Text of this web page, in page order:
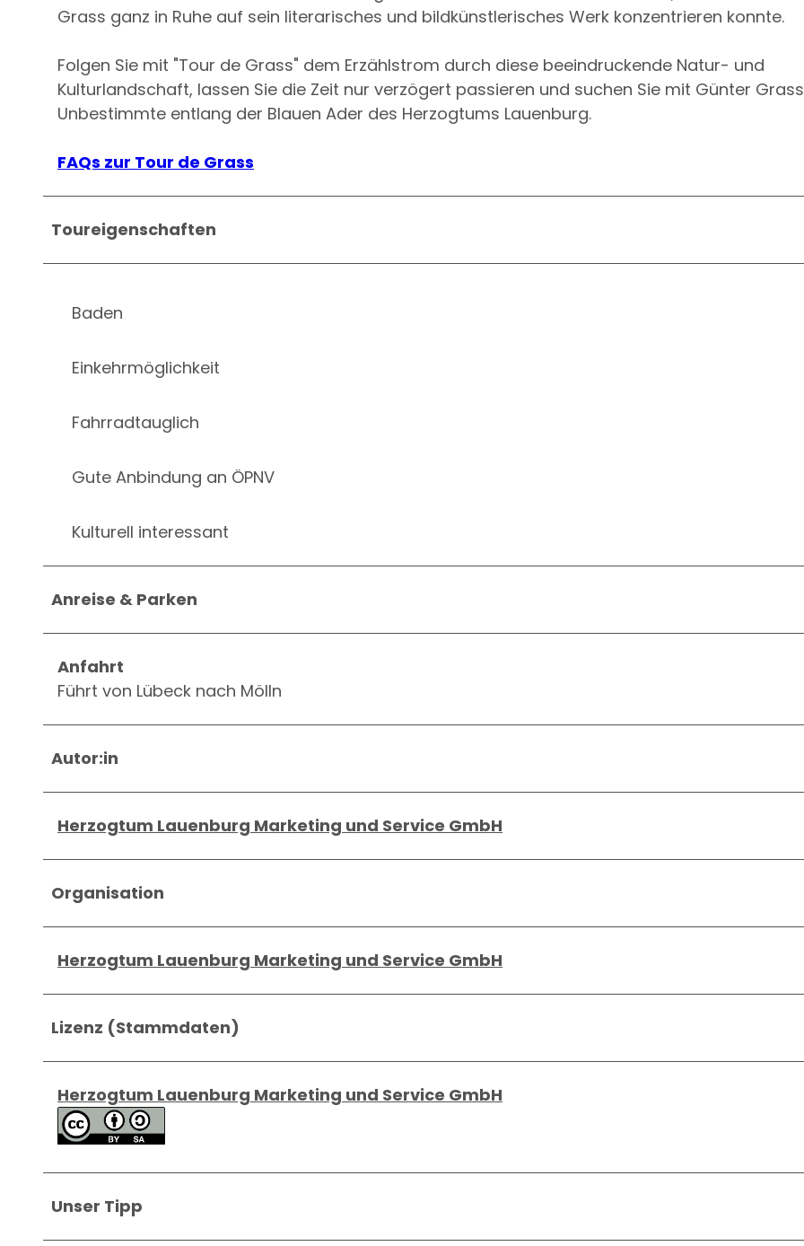
Grass ganz in Ruhe auf sein literarisches und bildkünstlerisches Werk konzentrieren konnte.
Folgen Sie mit "Tour de Grass" dem Erzählstrom durch diese beeindruckende Natur- und
Kulturlandschaft, lassen Sie die Zeit nur verzögert passieren und suchen Sie mit Günter
Unbestimmte entlang der Blauen Ader des Herzogtums Lauenburg.
FAQs zur Tour de Grass
Toureigenschaften
Baden
Einkehrmöglichkeit
Fahrradtauglich
Gute Anbindung an ÖPNV
Kulturell interessant
Anreise & Parken
Anfahrt
Führt von Lübeck nach Mölln
Autor:in
Herzogtum Lauenburg Marketing und Service GmbH
Organisation
Herzogtum Lauenburg Marketing und Service GmbH
Lizenz (Stammdaten)
Herzogtum Lauenburg Marketing und Service GmbH
Unser Tipp